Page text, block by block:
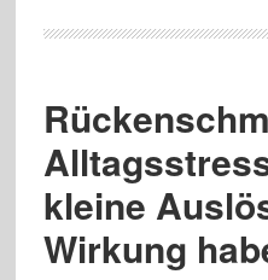
kleine
Wirkung